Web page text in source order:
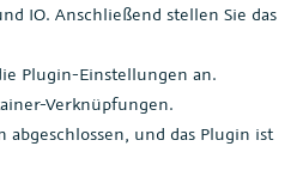
IO. Anschließend stellen Sie das
Plugin-Einstellungen an.
Verknüpfungen.
und das Plugin ist